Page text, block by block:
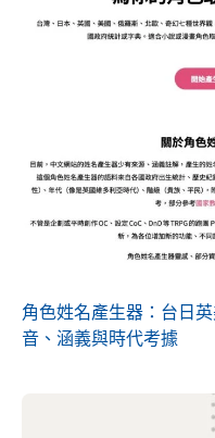
角色姓名產生器：台日
音、涵義與時代考據